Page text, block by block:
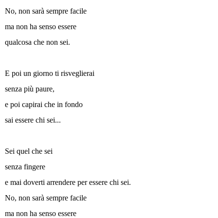
No, non sarà sempre facile
ma non ha senso essere
qualcosa che non sei.
E poi un giorno ti risveglierai
senza più paure,
e poi capirai che in fondo
sai essere chi sei...
Sei quel che sei
senza fingere
e mai doverti arrendere per essere chi sei.
No, non sarà sempre facile
ma non ha senso essere